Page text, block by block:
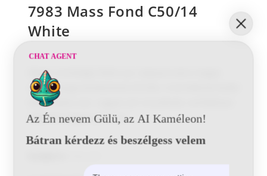
7983 Mass Fond C50/14
White
Magas minőségű fehér pur alapozó extra magas
szárazanyag tartalommal (76,3%). A terméknek kiváló
töltő hatása van, nagyon jól csiszolható, vertikálisan
stabil és nagyon jól terül.
CHAT AGENT
Az Én nevem Gülü, az AI Kaméleon!
Bátran kérdezz és beszélgess velem